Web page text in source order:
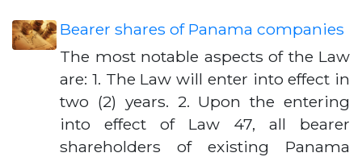
Bearer shares of Panama companies
The most notable aspects of the Law
are: 1. The Law will enter into effect in
two (2) years. 2. Upon the entering
into effect of Law 47, all bearer
shareholders of existing Panama